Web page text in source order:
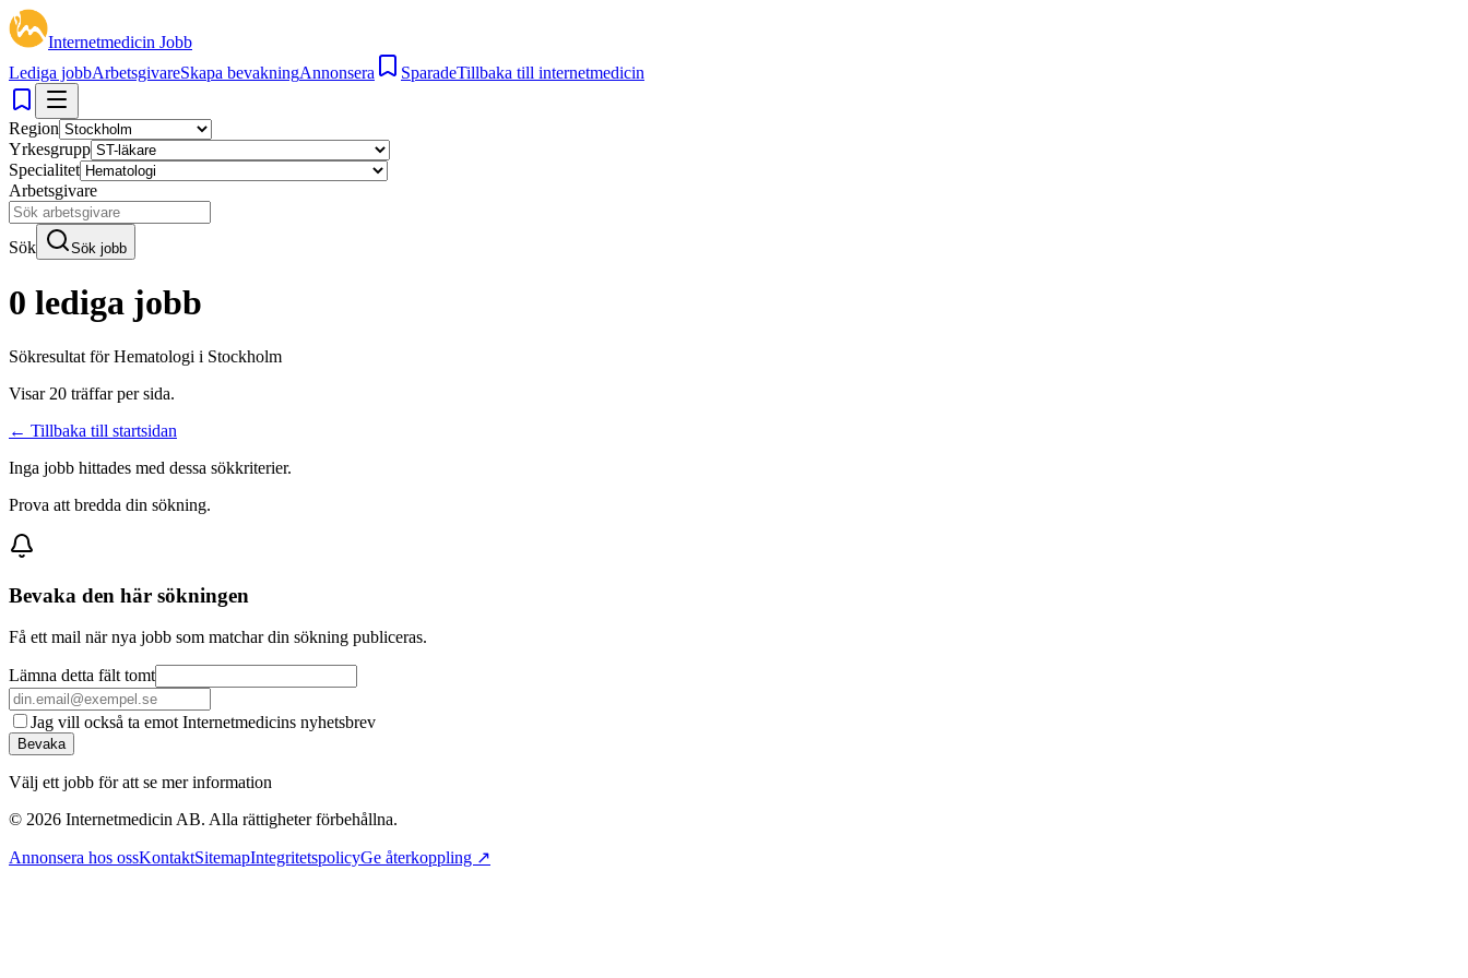
Internetmedicin Jobb
Lediga jobbArbetsgivareSkapa bevakningAnnonsera SparadeTillbaka till internetmedicin
Region
Yrkesgrupp
Specialitet
Arbetsgivare
Sök Sök jobb
0 lediga jobb
Sökresultat förHematologi i Stockholm
Visar 20 träffar per sida.
← Tillbaka till startsidan
Inga jobb hittades med dessa sökkriterier.
Prova att bredda din sökning.
Bevaka den här sökningen
Få ett mail när nya jobb som matchar din sökning publiceras.
Lämna detta fält tomt
Jag vill också ta emot Internetmedicins nyhetsbrev
Bevaka
Välj ett jobb för att se mer information
© 2026 Internetmedicin AB. Alla rättigheter förbehållna.
Annonsera hos ossKontaktSitemapIntegritetspolicyGe återkoppling ↗